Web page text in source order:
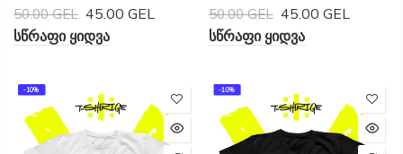
50.00 GEL 45.00 GEL
Სწრაფი Ყიდვა
50.00 GEL 45.00 GEL
Სწრაფი Ყიდვა
-10% -10%